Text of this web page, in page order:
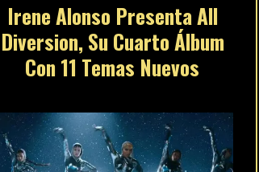
Irene Alonso Presenta All
Diversion, Su Cuarto Álbum
Con 11 Temas Nuevos